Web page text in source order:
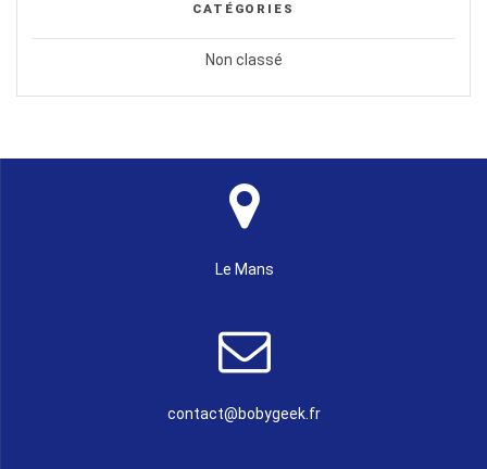
CATÉGORIES
Non classé
Le Mans
contact@bobygeek.fr